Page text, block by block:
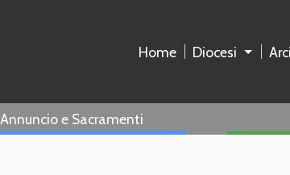
Home Diocesi
Annuncio e Sacramenti